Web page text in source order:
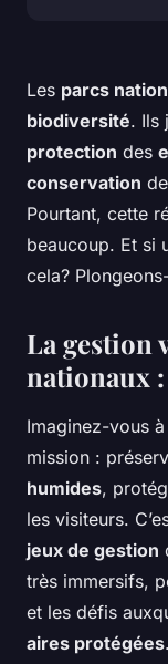
Les parcs
biodiversité. Ils
protection des
conservation
Pourtant, cette
beaucoup. Et si
cela?
La gestion
nationaux
Imaginez-vous à
mission :
humides,
les visiteurs.
jeux de gestion
très immersifs,
et les défis
aires protégées.